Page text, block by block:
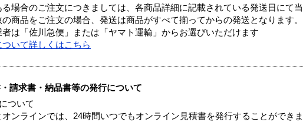
場合のご注文につきましては、各商品詳細に記載されている発送日にて
の商品をご注文の場合、発送は商品がすべて揃ってからの発送となります。
は「佐川急便」または「ヤマト運輸」からお選びいただけます
ついて詳しくはこちら
請求書・納品書等の発行について
ついて
ンラインでは、24時間いつでもオンライン見積書を発行することができま